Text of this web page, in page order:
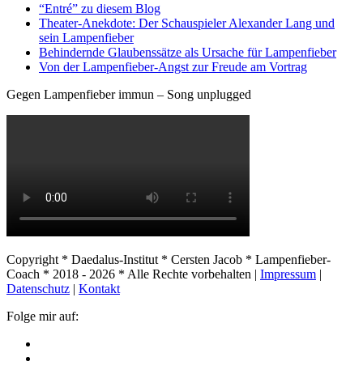
“Entré” zu diesem Blog
Theater-Anekdote: Der Schauspieler Alexander Lang und
sein Lampenfieber
Behindernde Glaubenssätze als Ursache für Lampenfieber
​Von der Lampenfieber-Angst zur Freude am Vortrag
Gegen Lampenfieber immun – Song unplugged
Copyright * Daedalus-Institut * Cersten Jacob * Lampenfieber-
Coach * 2018 - 2026 * Alle Rechte vorbehalten | Impressum |
Datenschutz | Kontakt
Folge mir auf: